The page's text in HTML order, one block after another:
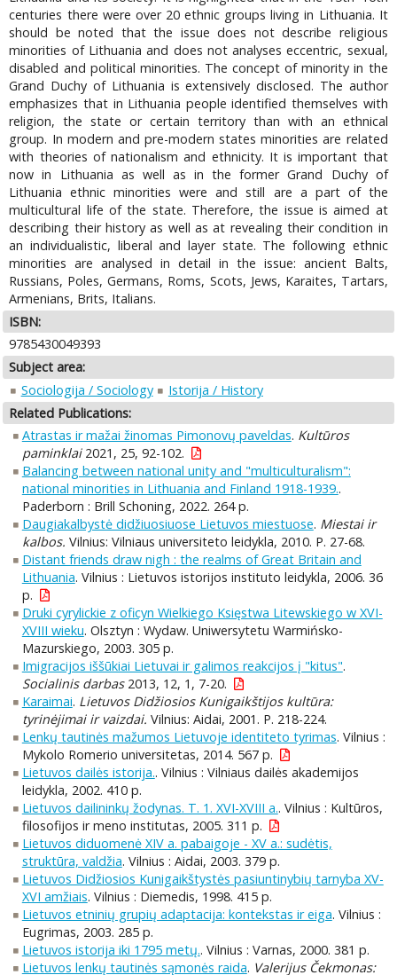
centuries there were over 20 ethnic groups living in Lithuania. It
should be noted that the issue does not describe religious
minorities of Lithuania and does not analyses eccentric, sexual,
disabled and political minorities. The concept of minority in the
Grand Duchy of Lithuania is extensively disclosed. The author
emphasizes that in Lithuania people identified themselves with
religion, the state or certain territory than with an ethnical
group. In modern and pre-modern states minorities are related
with theories of nationalism and ethnicity. It is important that
now in Lithuania as well as in the former Grand Duchy of
Lithuania ethnic minorities were and still are a part of the
multicultural life of the state. Therefore, the issue is aimed at
describing their history as well as at revealing their condition in
an individualistic, liberal and layer state. The following ethnic
minorities are analysed in detail in the issue: ancient Balts,
Russians, Poles, Germans, Roms, Scots, Jews, Karaites, Tartars,
Armenians, Brits, Italians.
ISBN:
9785430049393
Subject area:
Sociologija / Sociology
Istorija / History
Related Publications:
Atrastas ir mažai žinomas Pimonovų paveldas. Kultūros
paminklai2021, 25, 92-102.
Balancing between national unity and "multiculturalism":
national minorities in Lithuania and Finland 1918-1939..
Paderborn : Brill Schoning, 2022. 264 p.
Daugiakalbystė didžiuosiuose Lietuvos miestuose. Miestai ir
kalbos. Vilnius: Vilniaus universiteto leidykla, 2010. P. 27-68.
Distant friends draw nigh : the realms of Great Britain and
Lithuania. Vilnius : Lietuvos istorijos instituto leidykla, 2006. 36
p.
Druki cyrylickie z oficyn Wielkiego Księstwa Litewskiego w XVI-
XVIII wieku. Olsztyn : Wydaw. Uniwersytetu Warmińsko-
Mazurskiego, 2003. 305 p.
Imigracijos iššūkiai Lietuvai ir galimos reakcijos į "kitus".
Socialinis darbas2013, 12, 1, 7-20.
Karaimai. Lietuvos Didžiosios Kunigaikštijos kultūra:
tyrinėjimai ir vaizdai. Vilnius: Aidai, 2001. P. 218-224.
Lenkų tautinės mažumos Lietuvoje identiteto tyrimas. Vilnius :
Mykolo Romerio universitetas, 2014. 567 p.
Lietuvos dailės istorija.. Vilnius : Vilniaus dailės akademijos
leidykla, 2002. 410 p.
Lietuvos dailininkų žodynas. T. 1. XVI-XVIII a.. Vilnius : Kultūros,
filosofijos ir meno institutas, 2005. 311 p.
Lietuvos diduomenė XIV a. pabaigoje - XV a.: sudėtis,
struktūra, valdžia. Vilnius : Aidai, 2003. 379 p.
Lietuvos Didžiosios Kunigaikštystės pasiuntinybių tarnyba XV-
XVI amžiais. Vilnius : Diemedis, 1998. 415 p.
Lietuvos etninių grupių adaptacija: kontekstas ir eiga. Vilnius :
Eugrimas, 2003. 285 p.
Lietuvos istorija iki 1795 metų.. Vilnius : Varnas, 2000. 381 p.
Lietuvos lenkų tautinės sąmonės raida. Valerijus Čekmonas: